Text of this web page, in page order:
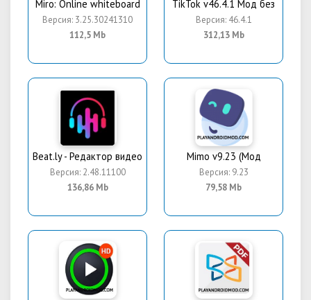
Miro: Online whiteboard
Версия: 3.25.30241310
112,5 Mb
TikTok v46.4.1 Мод без
Версия: 46.4.1
312,13 Mb
Beat.ly - Редактор видео
Версия: 2.48.11100
136,86 Mb
Mimo v9.23 (Мод
Версия: 9.23
79,58 Mb